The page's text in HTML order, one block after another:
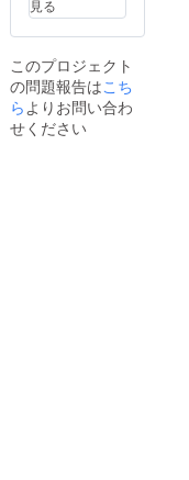
見る
このプロジェクト
の問題報告はこち
ら よりお問い合わ
せください